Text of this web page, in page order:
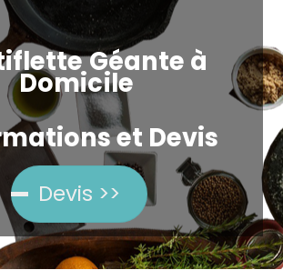
Géante à
Domicile
et Devis
Devis >>